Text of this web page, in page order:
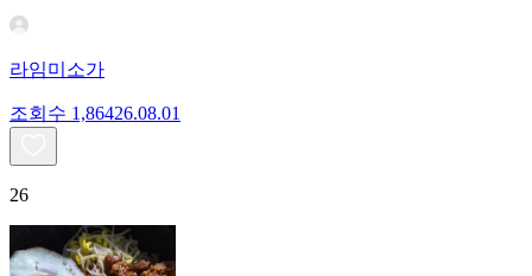
라임미소가
조회수 1,86426.08.01
26